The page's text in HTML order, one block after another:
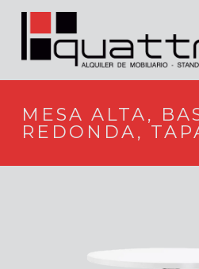
MESA ALTA,
REDONDA,